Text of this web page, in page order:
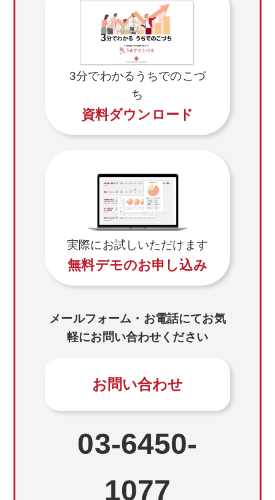
3分でわかるうちでのこづ
ち
資料ダウンロード
実際にお試しいただけます
無料デモのお申し込み
メールフォーム・お電話にてお気
軽にお問い合わせください
お問い合わせ
03-6450-
1077